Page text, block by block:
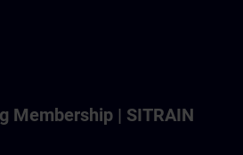
Membership | SITRAIN